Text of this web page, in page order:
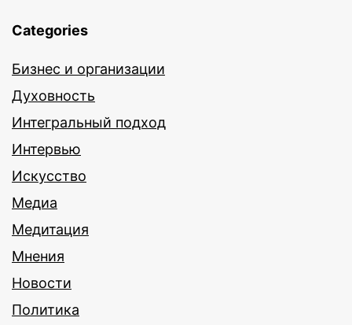
Categories
Бизнес и организации
Духовность
Интегральный подход
Интервью
Искусство
Медиа
Медитация
Мнения
Новости
Политика